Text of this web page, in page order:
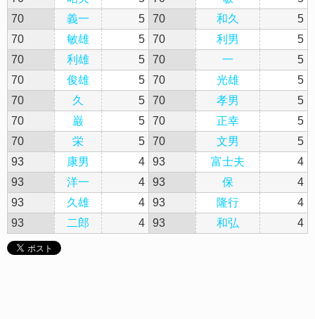
70
義一 5 70 和久
5
70
敏雄 5 70 利男
5
70
利雄 5 70 一
5
70
俊雄 5 70 光雄
5
70
久 5 70 孝男
5
70
巌 5 70 正幸
5
70
栄 5 70 文男
5
93
康男 4 93 富士夫
4
93
洋一 4 93 保
4
93
久雄 4 93 隆行
4
93
二郎 4 93 和弘 4